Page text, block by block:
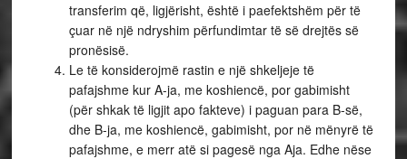
transferim që, ligjërisht, është i paefektshëm për të
çuar në një ndryshim përfundimtar të së drejtës së
pronësisë.
Le të konsiderojmë rastin e një shkeljeje të
pafajshme kur A-ja, me koshiencë, por gabimisht
(për shkak të ligjit apo fakteve) i paguan para B-së,
dhe B-ja, me koshiencë, gabimisht, por në mënyrë të
pafajshme, e merr atë si pagesë nga Aja. Edhe nëse